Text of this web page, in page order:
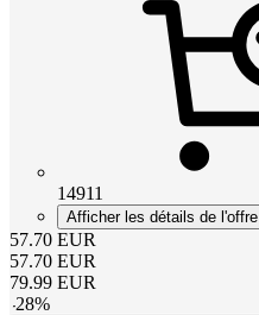
14911
Afficher les détails de l'offre
57.70 EUR
57.70 EUR
79.99 EUR
-28%